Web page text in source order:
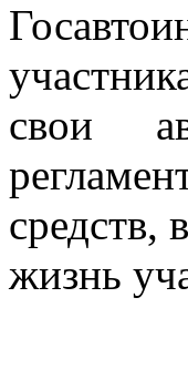
свои
средств,
жизнь